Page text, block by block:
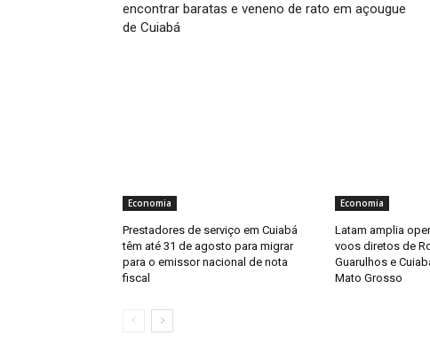
encontrar baratas e veneno de rato em açougue
de Cuiabá
Economia
Prestadores de serviço em Cuiabá
têm até 31 de agosto para migrar
para o emissor nacional de nota
fiscal
Economia
Latam amplia
voos diretos de
Guarulhos e
Mato Grosso